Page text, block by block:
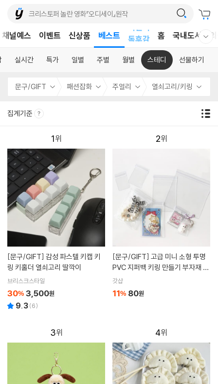
채널예스 이벤트 신상품 베스트
독후감
홈 국내도서
실시간 특가 일별 주별 월별 스테디 선물하기
문구/GIFT 패션잡화 주얼리 열쇠고리/키링
집계기준
1
[문구/GIFT]
링 키홀더 열쇠고리 딸깍이
브리스크스타일
30% 3,500원
9.3(6)
2
[문구/GIFT]
PVC 지퍼백 키링 만들기 부자재 소
분 팩 [4size 두꺼운 포장 악세사리
반지 보관 파우치 포카 다회용 포
켓]
갓샵
11% 80원
3 4